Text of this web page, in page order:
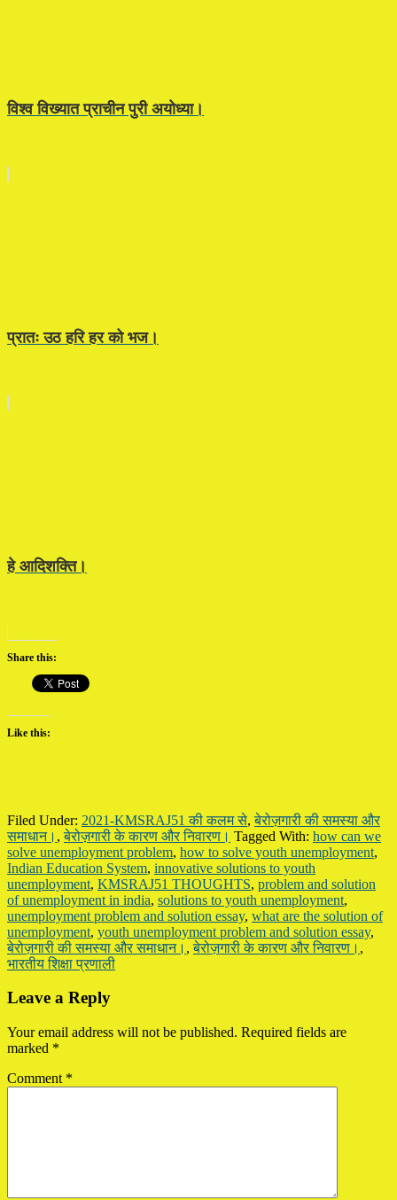
विश्व विख्यात प्राचीन पुरी अयोध्या।
प्रातः उठ हरि हर को भज।
हे आदिशक्ति।
Share this:
Like this:
Filed Under: 2021-KMSRAJ51 की कलम से,बेरोज़गारी की समस्या और
समाधान। ,बेरोज़गारी के कारण और निवारण। Tagged With: how can we
solve unemployment problem, how to solve youth unemployment,
Indian Education System, innovative solutions to youth
unemployment, KMSRAJ51 THOUGHTS, problem and solution
of unemployment in india, solutions to youth unemployment,
unemployment problem and solution essay, what are the solution of
unemployment, youth unemployment problem and solution essay,
बेरोज़गारी की समस्या और समाधान। ,बेरोज़गारी के कारण और निवारण। ,
भारतीय शिक्षा प्रणाली
Reader
Leave a Reply
Your email address will not be published. Required fields are
marked *
Comment *